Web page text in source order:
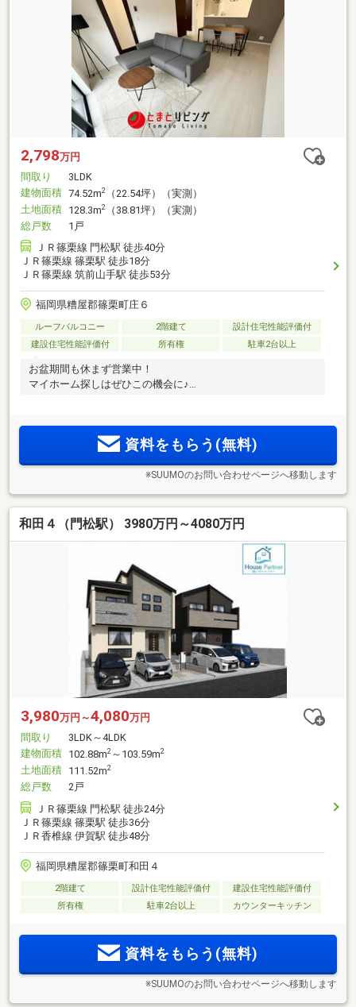
2,798万円
間取り
3LDK
建物面積 74.52m2
（22.54坪）（実測）
土地面積 128.3m2
（38.81坪）（実測）
総戸数
1戸
ＪＲ篠栗線 門松駅 徒歩40分
ＪＲ篠栗線 篠栗駅 徒歩18分
ＪＲ篠栗線 筑前山手駅 徒歩53分
福岡県糟屋郡篠栗町庄６
ルーフバルコニー 2階建て
設計住宅性能評価付
建設住宅性能評価付
所有権 駐車2台以上
お盆期間も休まず営業中！
マイホーム探しはぜひこの機会に♪
資料をもらう(無料)
※SUUMOのお問い合わせページへ移動します
和田４（門松駅） 3980万円～4080万円
3,980万円～4,080万円
間取り
3LDK～4LDK
建物面積 102.88m2 ～103.59m2
土地面積 111.52m2
総戸数
2戸
ＪＲ篠栗線 門松駅 徒歩24分
ＪＲ篠栗線 篠栗駅 徒歩36分
ＪＲ香椎線 伊賀駅 徒歩48分
福岡県糟屋郡篠栗町和田４
2階建て 設計住宅性能評価付
建設住宅性能評価付
所有権
駐車2台以上 カウンターキッチン
資料をもらう(無料)
※SUUMOのお問い合わせページへ移動します